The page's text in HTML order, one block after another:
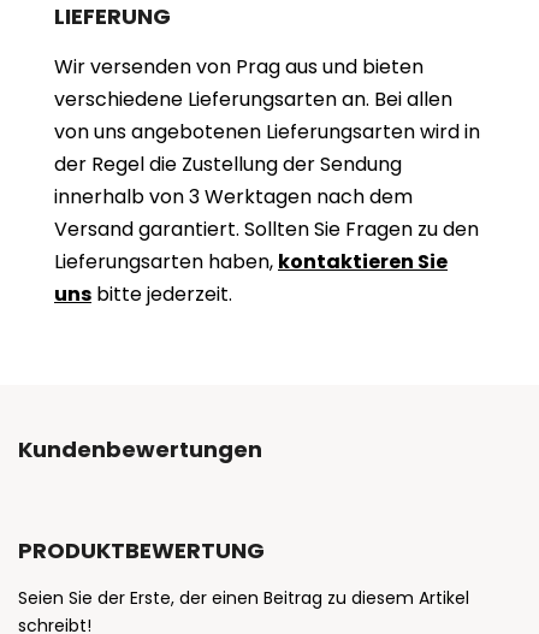
LIEFERUNG
Wir versenden von Prag aus und bieten
verschiedene Lieferungsarten an. Bei allen
von uns angebotenen Lieferungsarten wird in
der Regel die Zustellung der Sendung
innerhalb von 3 Werktagen nach dem
Versand garantiert. Sollten Sie Fragen zu den
Lieferungsarten haben, kontaktieren Sie
uns bitte jederzeit.
Kundenbewertungen
PRODUKTBEWERTUNG
Seien Sie der Erste, der einen Beitrag zu diesem Artikel
schreibt!